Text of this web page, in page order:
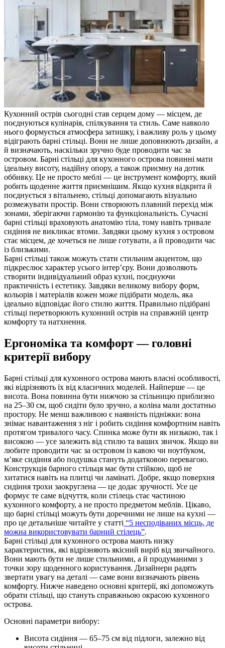
Кухонний острів сьогодні став серцем дому — місцем, де
поєднуються кулінарія, спілкування та стиль. Саме навколо
нього формується атмосфера затишку, і важливу роль у цьому
відіграють барні стільці. Вони не лише доповнюють дизайн, а
й визначають, наскільки зручно буде проводити час за
островом. Барні стільці для кухонного острова повинні мати
ідеальну висоту, надійну опору, а також приємну на дотик
оббивку. Це не просто меблі — це інструмент комфорту, який
робить щоденне життя приємнішим. Якщо кухня відкрита й
поєднується з вітальнею, стільці допомагають візуально
розмежувати простір. Вони створюють плавний перехід між
зонами, зберігаючи гармонію та функціональність. Сучасні
барні стільці враховують анатомію тіла, тому навіть тривале
сидіння не викликає втоми. Завдяки цьому кухня з островом
стає місцем, де хочеться не лише готувати, а й проводити час
із близькими.
Барні стільці також можуть стати стильним акцентом, що
підкреслює характер усього інтер’єру. Вони дозволяють
створити індивідуальний образ кухні, поєднуючи
практичність і естетику. Завдяки великому вибору форм,
кольорів і матеріалів кожен може підібрати модель, яка
ідеально відповідає його стилю життя. Правильно підібрані
стільці перетворюють кухонний острів на справжній центр
комфорту та натхнення.
Ергономіка та комфорт — головні
критерії вибору
Барні стільці для кухонного острова мають власні особливості,
які відрізняють їх від класичних моделей. Найперше — це
висота. Вона повинна бути нижчою за стільницю приблизно
на 25–30 см, щоб сидіти було зручно, а коліна мали достатньо
простору. Не менш важливою є наявність підніжки: вона
знімає навантаження з ніг і робить сидіння комфортним навіть
протягом тривалого часу. Спинка може бути як низькою, так і
високою — усе залежить від стилю та ваших звичок. Якщо ви
любите проводити час за островом із кавою чи ноутбуком,
м’яке сидіння або подушка стануть додатковою перевагою.
Конструкція барного стільця має бути стійкою, щоб не
хитатися навіть на плитці чи ламінаті. Добре, якщо поверхня
сидіння трохи заокруглена — це додає зручності. Усе це
формує те саме відчуття, коли стілець стає частиною
кухонного комфорту, а не просто предметом меблів. Цікаво,
що барні стільці можуть бути доречними не лише на кухні —
про це детальніше читайте у статті “5 несподіваних місць, де
можна використовувати барний стілець”.
Барні стільці для кухонного острова мають низку
характеристик, які відрізняють якісний виріб від звичайного.
Вони мають бути не лише стильними, а й продуманими з
точки зору щоденного користування. Дизайнери радять
звертати увагу на деталі — саме вони визначають рівень
комфорту. Нижче наведено основні критерії, які допоможуть
обрати стільці, що стануть справжньою окрасою кухонного
острова.
Основні параметри вибору:
Висота сидіння — 65–75 см від підлоги, залежно від